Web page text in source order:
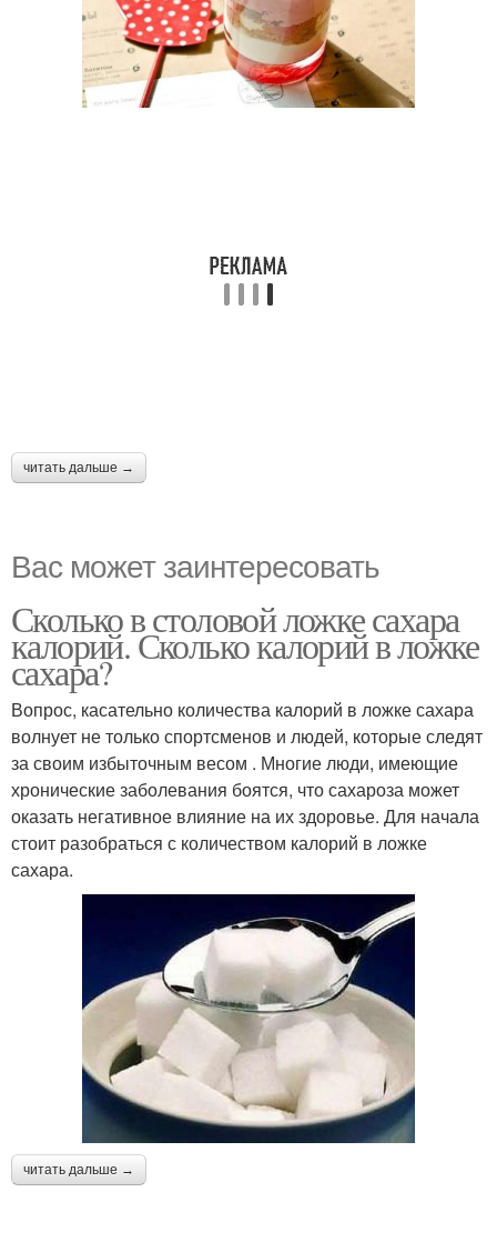
читать дальше →
Вас может заинтересовать
Сколько в столовой ложке сахара
калорий. Сколько калорий в ложке
сахара?
Вопрос, касательно количества калорий в ложке сахара
волнует не только спортсменов и людей, которые следят
за своим избыточным весом . Многие люди, имеющие
хронические заболевания боятся, что сахароза может
оказать негативное влияние на их здоровье. Для начала
стоит разобраться с количеством калорий в ложке
сахара.
читать дальше →